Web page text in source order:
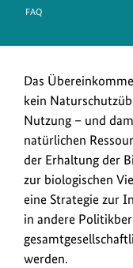
FAQ
Das
kein
Nutzung – und
natürlichen
der Erhaltung der
zur biologischen
eine Strategie zur
in andere
werden.